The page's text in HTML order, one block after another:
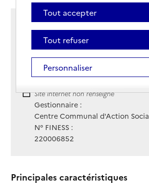
22640 - Plénée-Jugon
Voir itinéraire
Téléphone :
02 96 31 87 32
Site Internet
Site internet non renseigné
Gestionnaire :
Centre Communal d'Action
N° FINESS :
220006852
Principales caractéristiques
Tout accepter
Tout refuser
Personnaliser